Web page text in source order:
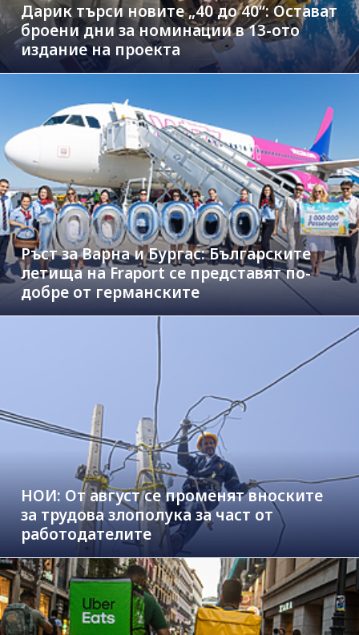
Дарик търси новите „40 до 40“: Остават
броени дни за номинации в 13-ото
издание на проекта
Ръст за Варна и Бургас: Българските
летища на Fraport се представят по-
добре от германските
НОИ: От август се променят вноските
за трудова злополука за част от
работодателите